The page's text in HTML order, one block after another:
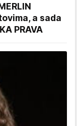
a sada
PRAVA